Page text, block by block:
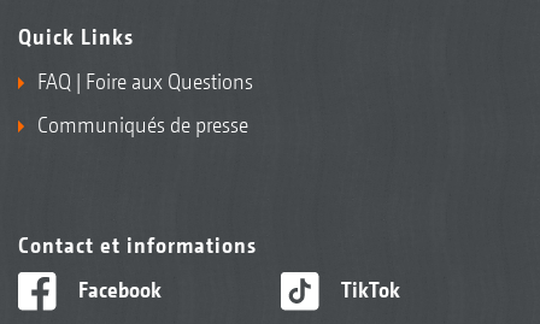
Quick Links
FAQ | Foire aux Questions
Communiqués de presse
Contact et informations
Facebook
TikTok